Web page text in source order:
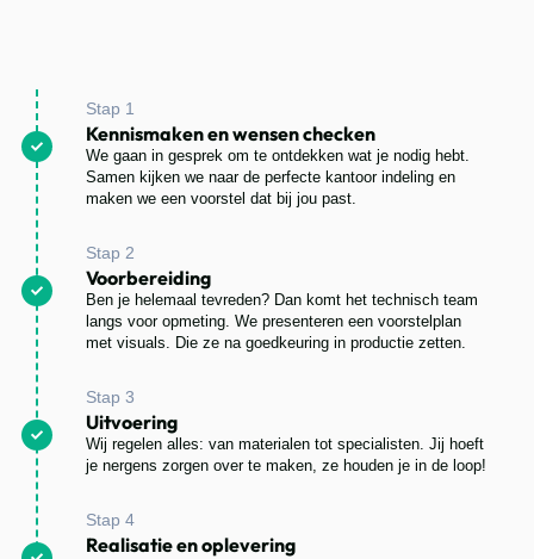
Stap 1
Kennismaken en wensen checken
We gaan in gesprek om te ontdekken wat je nodig hebt.
Samen kijken we naar de perfecte kantoor indeling en
maken we een voorstel dat bij jou past.
Stap 2
Voorbereiding
Ben je helemaal tevreden? Dan komt het technisch team
langs voor opmeting. We presenteren een voorstelplan
met visuals. Die ze na goedkeuring in productie zetten.
Stap 3
Uitvoering
Wij regelen alles: van materialen tot specialisten. Jij hoeft
je nergens zorgen over te maken, ze houden je in de loop!
Stap 4
Realisatie en oplevering